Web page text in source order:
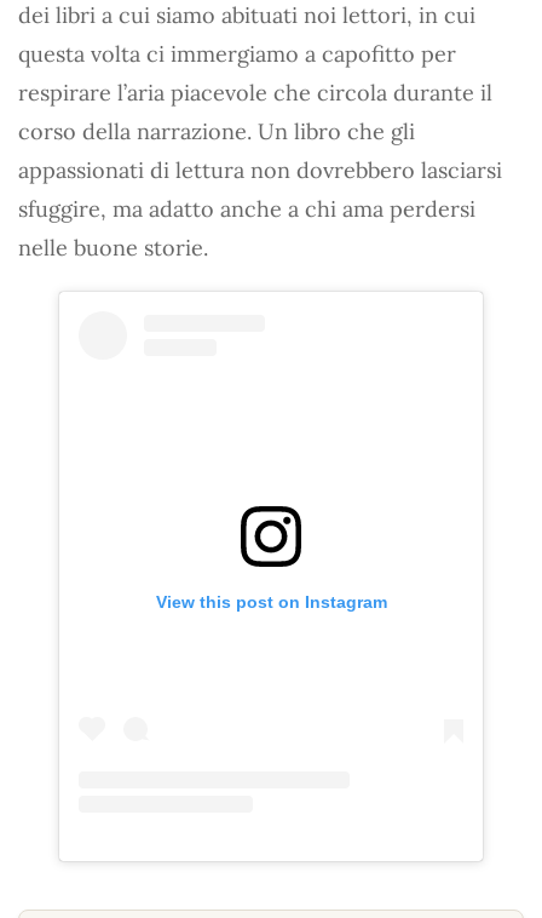
dei libri a cui siamo abituati noi lettori, in cui
questa volta ci immergiamo a capofitto per
respirare l’aria piacevole che circola durante il
corso della narrazione. Un libro che gli
appassionati di lettura non dovrebbero lasciarsi
sfuggire, ma adatto anche a chi ama perdersi
nelle buone storie.
View this post on Instagram